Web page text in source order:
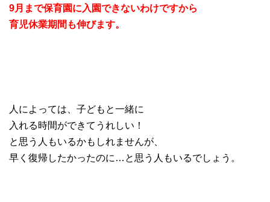
9月まで保育園に入園できないわけですから
育児休業期間も伸びます。
人によっては、子どもと一緒に
入れる時間ができてうれしい！
と思う人もいるかもしれませんが、
早く復帰したかったのに…と思う人もいるでしょう。